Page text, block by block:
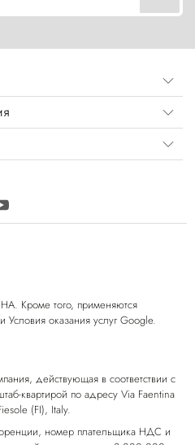
Кроме того, применяются
и Условия оказания услуг Google.
действующая в соответствии с
квартирой по адресу Via Faentina
(FI), Italy.
номер плательщика НДС и